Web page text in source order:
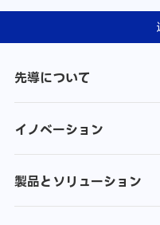
LEAD
バルサ
先導について
イノベーション
製品とソリューション